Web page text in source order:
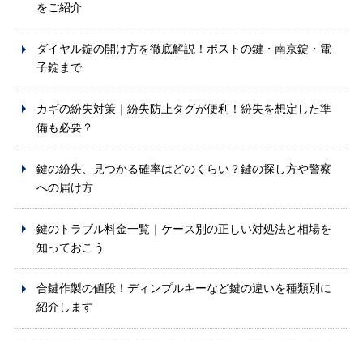
をご紹介
ダイヤル錠の開け方を徹底解説！ポストの鍵・南京錠・電
子錠まで
カギの紛失対策｜紛失防止タグが便利！紛失を想定した準
備も必要？
鍵の紛失、見つかる確率はどのくらい？鍵の探し方や警察
への届け方
鍵のトラブル料金一覧｜ケース別の正しい対処法と相場を
知っておこう
合鍵作製の値段！ディンプルキーなど鍵の違いを種類別に
紹介します